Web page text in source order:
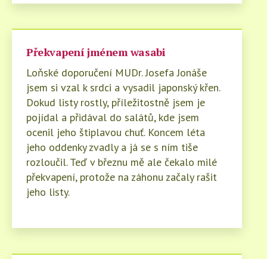
Překvapení jménem wasabi
Loňské doporučení MUDr. Josefa Jonáše
jsem si vzal k srdci a vysadil japonský křen.
Dokud listy rostly, příležitostně jsem je
pojídal a přidával do salátů, kde jsem
ocenil jeho štiplavou chuť. Koncem léta
jeho oddenky zvadly a já se s ním tiše
rozloučil. Teď v březnu mě ale čekalo milé
překvapení, protože na záhonu začaly rašit
jeho listy.